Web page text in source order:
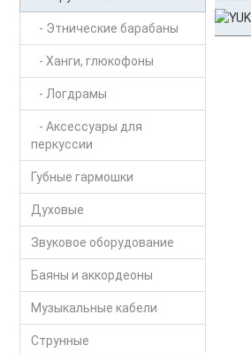
- Этнические барабаны
- Ханги, глюкофоны
- Логдрамы
- Аксессуары для
перкуссии
Губные гармошки
Духовые
Звуковое оборудование
Баяны и аккордеоны
Музыкальные кабели
Струнные